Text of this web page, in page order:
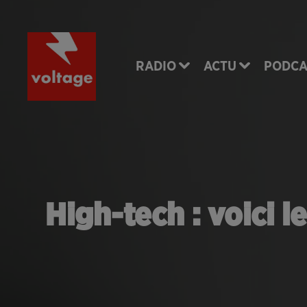
RADIO ACTU
High-tech : voici